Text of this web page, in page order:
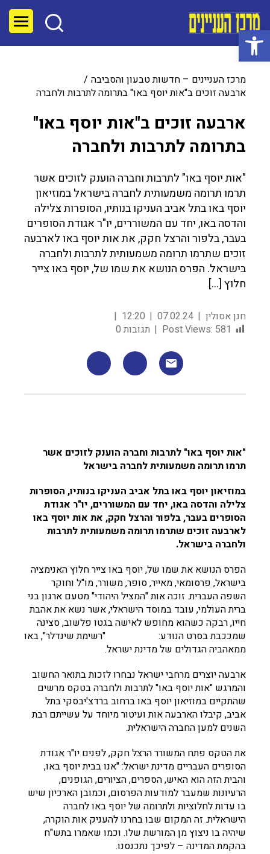
פתח סרגל נגישות
מרכז העניינים – חדשות טבעון והסביבה
ארבעה זוכים ב"אות יוסף באו" בתרומה לתרבות ולחברה
ארבעה זוכים ב"אות יוסף באו"
בתרומה לתרבות ולחברה
"אות יוסף באו" לתרבות וחברה הוענק לזוכים אשר
תרמו תרומה משמעותית לחברה בישראל במוזיאון
יוסף באו בתל אביב העניקו בנותיו, הסופרות צלילה
והדסה באו, יחד עם המשוררים, יו"ר אגודת הסופרים
בעבר, בלפור והרצל חקק, את אות יוסף באו לארבעה
זוכים שתרמו תרומה משמעותית לתרבות ולחברה
בישראל. הפרס הנושא את שמו של, יוסף באו צייר
חלוץ […]
חנן אסולין 07.02.24
12:20
Post Views: 581 תגובות 0
"אות יוסף באו" לתרבות וחברה הוענק לזוכים אשר
תרמו תרומה משמעותית לחברה בישראל
במוזיאון יוסף באו בתל אביב העניקו בנותיו, הסופרות
צלילה והדסה באו, יחד עם המשוררים, יו"ר אגודת
הסופרים בעבר, בלפור והרצל חקק, את אות יוסף באו
לארבעה זוכים שתרמו תרומה משמעותית לתרבות
ולחברה בישראל.
הפרס הנושא את שמו של, יוסף באו צייר חלוץ האנימציה
בישראל, פרסומאי, מאייר, סופר, משורר, מו"ל וחוקר
השפה העברית. זוכה אות "המציל היהודי" מטעם ארגון בני
ברית העולמי, עובד במוסד הישראלי, אשר נשא את אהבת
חייו, רבקה כשהוא מחופש לאישה בגטו פלשוב, סצינה
שמככבת בסרט הנודע: "רשימת שינדלר", באו
ממאהביה הגדולים של מדינת ישראל.
ארבעה יוצרים מרחבי ישראל נבחרו לזכות בתואר החשוב
והמרגש "אות יוסף באו" לתרבות ולחברה בטקס מרשים
שהתקיים במוזיאון יוסף באו ברחוב ברדצ'יבסקי בתל
אביב, קיבלו הארבעה אות ועיטור מיוחד על עשייתם רבת
השנים למען החברה הישראלית.
את הטקס פתח המשורר הרצל חקק, לפנים יו"ר אגודת
הסופרים העבריים מדינת ישראל: "אנו בבית יוסף באו,
והבית הזה הוא האיש, הספרים, הציורים, הגופנים,
הרעיונות שמעבר למודעות הפרסום, וכמובן הארכיון שיש
בו עדות לחלוציות ולתרומה של יוסף באו לחברה
הישראלית. זה המקום שבו בחרנו להעניק אות הוקרה,
שיהיה בו ניצוץ מן המורשת שלו. וכמו שאמרו בתש"ח
בהקמת המדינה – לפיכך נתכנסנו.